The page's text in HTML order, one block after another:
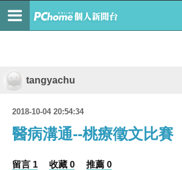
tangyachu
2018-10-04 20:54:34
醫病溝通--桃療徵文比賽
留言 1 收藏 0 推薦 0